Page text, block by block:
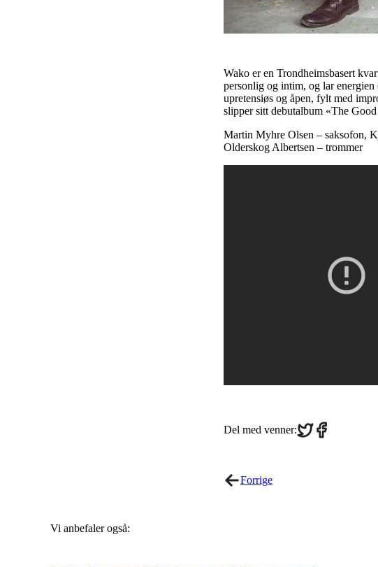
Wako er en Trondheimsbasert
personlig og intim, og lar
upretensiøs og åpen, fylt med
slipper sitt debutalbum «The
Martin Myhre Olsen – saksofon,
Olderskog Albertsen – trommer
Del med venner:Share
on
Share
on
Forrige
Vi anbefaler også: